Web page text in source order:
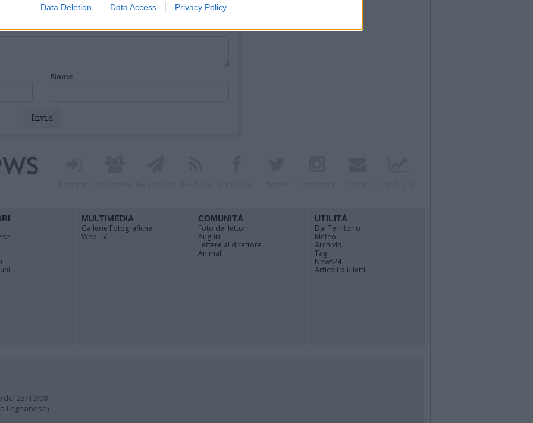
Data Deletion Data Access Privacy Policy
Nome
MULTIMEDIA
Gallerie Fotografiche
Web TV
COMUNITÀ
Foto dei lettori
Auguri
Lettere al direttore
Animali
UTILITÀ
Dal Territorio
Meteo
Archivio
Tag
News24
Articoli più letti
del 23/10/08
Legnanese)